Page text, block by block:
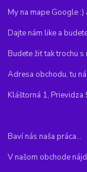
My na mape Google :)
Dajte nám like a
Budete žiť tak trochu s
Adresa obchodu, tu
Kláštorná 1, Prievidza
Baví nás naša práca...
V našom obchode